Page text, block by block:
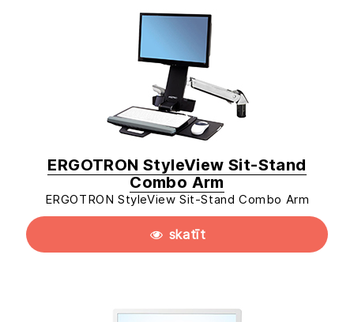
ERGOTRON StyleView Sit-Stand
Combo Arm
ERGOTRON StyleView Sit-Stand Combo Arm
skatīt